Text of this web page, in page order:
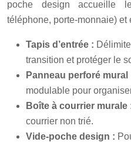
poche design accueille
téléphone, porte-monnaie) et
Tapis d’entrée :
transition et protéger le
Panneau perforé mural
modulable pour
Boîte à courrier murale
courrier non trié.
Vide-poche design :